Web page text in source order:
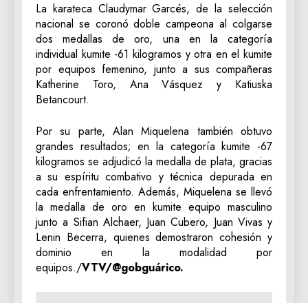
La karateca Claudymar Garcés, de la selección
nacional se coronó doble campeona al colgarse
dos medallas de oro, una en la categoría
individual kumite -61 kilogramos y otra en el kumite
por equipos femenino, junto a sus compañeras
Katherine Toro, Ana Vásquez y Katiuska
Betancourt.
Por su parte, Alan Miquelena también obtuvo
grandes resultados; en la categoría kumite -67
kilogramos se adjudicó la medalla de plata, gracias
a su espíritu combativo y técnica depurada en
cada enfrentamiento. Además, Miquelena se llevó
la medalla de oro en kumite equipo masculino
junto a Sifian Alchaer, Juan Cubero, Juan Vivas y
Lenin Becerra, quienes demostraron cohesión y
dominio en la modalidad por
equipos./VTV/@gobguárico.